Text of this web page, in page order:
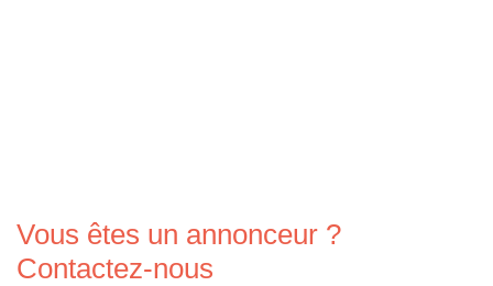
Vous êtes un annonceur ?
Contactez-nous